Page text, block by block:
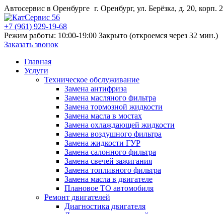
Автосервис в Оренбурге г. Оренбург, ул. Берёзка, д. 20, корп. 2
+7 (961) 929-19-68
Режим работы: 10:00-19:00 Закрыто (откроемся через 32 мин.)
Заказать звонок
Главная
Услуги
Техническое обслуживание
Замена антифриза
Замена масляного фильтра
Замена тормозной жидкости
Замена масла в мостах
Замена охлаждающей жидкости
Замена воздушного фильтра
Замена жидкости ГУР
Замена салонного фильтра
Замена свечей зажигания
Замена топливного фильтра
Замена масла в двигателе
Плановое ТО автомобиля
Ремонт двигателей
Диагностика двигателя